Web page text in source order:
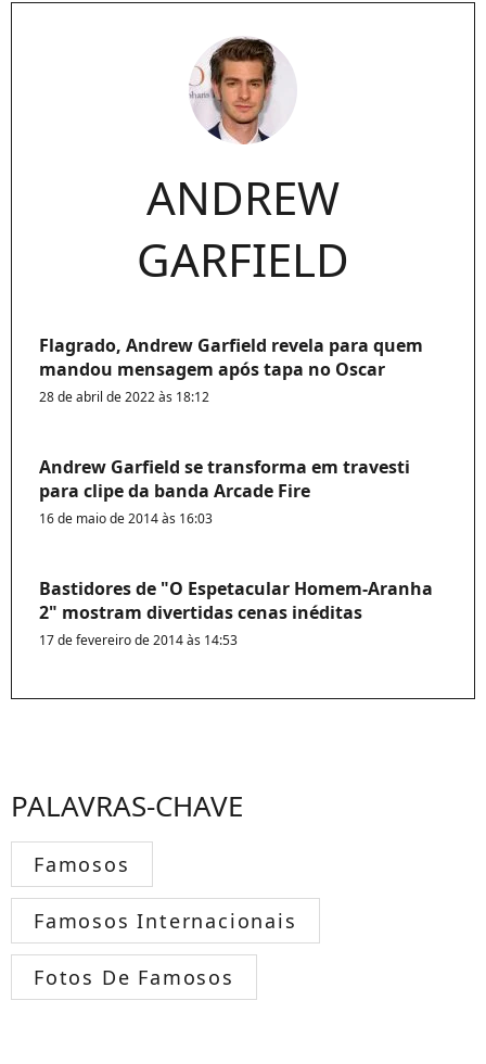
ANDREW
GARFIELD
Flagrado, Andrew Garfield revela para quem
mandou mensagem após tapa no Oscar
28 de abril de 2022 às 18:12
Andrew Garfield se transforma em travesti
para clipe da banda Arcade Fire
16 de maio de 2014 às 16:03
Bastidores de "O Espetacular Homem-Aranha
2" mostram divertidas cenas inéditas
17 de fevereiro de 2014 às 14:53
PALAVRAS-CHAVE
Famosos
Famosos Internacionais
Fotos De Famosos